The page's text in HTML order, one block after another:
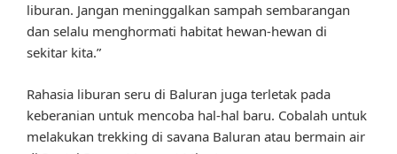
liburan. Jangan meninggalkan sampah sembarangan
dan selalu menghormati habitat hewan-hewan di
sekitar kita.”
Rahasia liburan seru di Baluran juga terletak pada
keberanian untuk mencoba hal-hal baru. Cobalah untuk
melakukan trekking di savana Baluran atau bermain air